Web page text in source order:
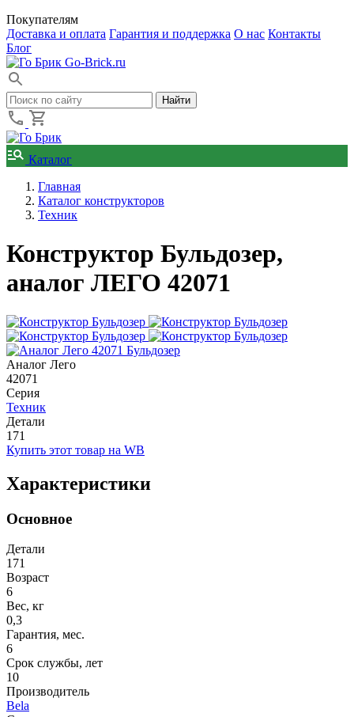
Покупателям
Доставка и оплата Гарантия и поддержка О нас Контакты
Блог
Go-Brick.ru
Каталог
Главная
Каталог конструкторов
Техник
Конструктор Бульдозер,
аналог ЛЕГО 42071
Аналог Лего
42071
Серия
Техник
Детали
171
Купить этот товар на WB
Характеристики
Основное
Детали
171
Возраст
6
Вес, кг
0,3
Гарантия, мес.
6
Срок службы, лет
10
Производитель
Bela